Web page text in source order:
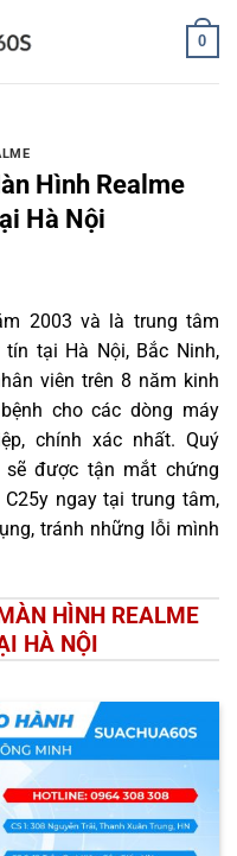
0
Hình Realme
Hà Nội
2003 và là trung tâm
tại Hà Nội, Bắc Ninh,
viên trên 8 năm kinh
cho các dòng máy
chính xác nhất. Quý
sẽ được tận mắt chứng
ngay tại trung tâm,
tránh những lỗi mình
HÌNH REALME
HÀ NỘI